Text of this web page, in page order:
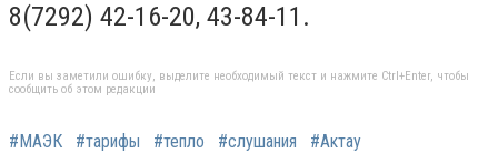
8(7292) 42-16-20, 43-84-11.
Если вы заметили ошибку, выделите необходимый текст и нажмите Ctrl+Enter, чтобы
сообщить об этом редакции
#МАЭК #тарифы #тепло #слушания #Актау